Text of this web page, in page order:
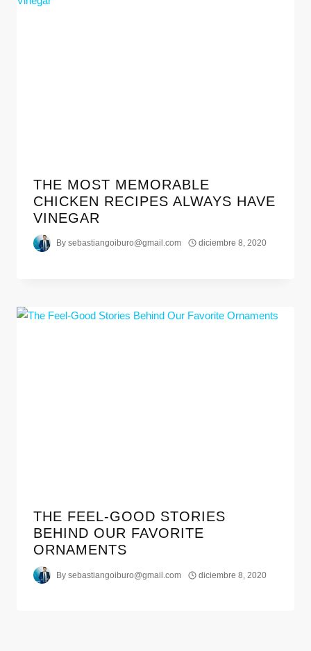
THE MOST MEMORABLE
CHICKEN RECIPES ALWAYS HAVE
VINEGAR
By sebastiangoiburo@gmail.com diciembre 8, 2020
THE FEEL-GOOD STORIES
BEHIND OUR FAVORITE
ORNAMENTS
By sebastiangoiburo@gmail.com diciembre 8, 2020